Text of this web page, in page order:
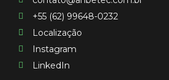
+55 (62) 99648-0232
Localização
Instagram
LinkedIn